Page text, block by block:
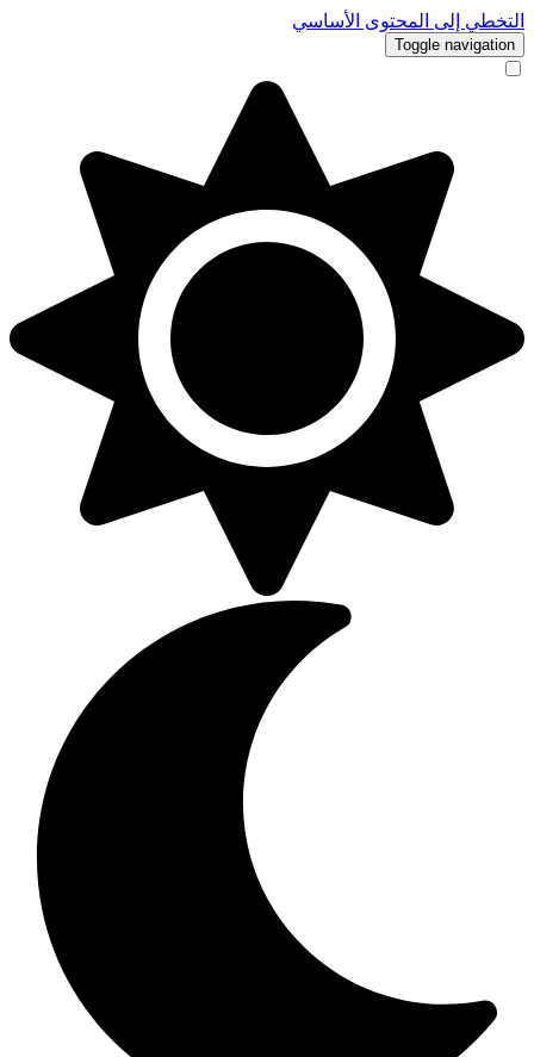
التخطي إلى المحتوى الأساسي
Toggle navigation